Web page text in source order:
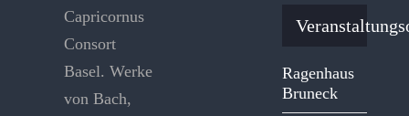
Capricornus
Consort
Basel. Werke
von Bach,
Ragenhaus
Bruneck